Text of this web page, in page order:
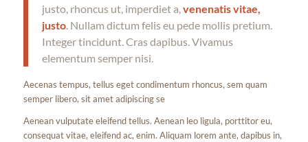
justo, rhoncus ut, imperdiet a,venenatis vitae,
justo. Nullam dictum felis eu pede mollis pretium.
Integer tincidunt. Cras dapibus. Vivamus
elementum semper nisi.
Aecenas tempus, tellus eget condimentum rhoncus, sem quam
semper libero, sit amet adipiscing se
Aenean vulputate eleifend tellus. Aenean leo ligula, porttitor eu,
consequat vitae, eleifend ac, enim. Aliquam lorem ante, dapibus in,